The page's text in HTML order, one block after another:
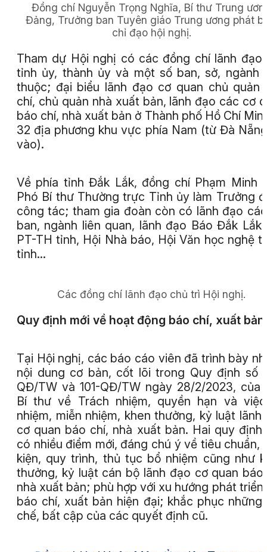
Đồng chí Nguyễn Trọng Nghĩa, Bí thư Trung
Đảng, Trưởng ban Tuyên giáo Trung ương phát
chỉ đạo hội nghị.
Tham dự Hội nghị có các đồng chí lãnh đạo
tỉnh ủy, thành ủy và một số ban, sở, ngành
thuộc; đại biểu lãnh đạo cơ quan chủ quản
chí, chủ quản nhà xuất bản, lãnh đạo các cơ
báo chí, nhà xuất bản ở Thành phố Hồ Chí
32 địa phương khu vực phía Nam (từ Đà
vào).
Về phía tỉnh Đắk Lắk, đồng chí Phạm Minh
Phó Bí thư Thường trực Tỉnh ủy làm Trưởng
công tác; tham gia đoàn còn có lãnh đạo
ban, ngành liên quan, lãnh đạo Báo Đắk
PT-TH tỉnh, Hội Nhà báo, Hội Văn học nghệ
tỉnh...
Các đồng chí lãnh đạo chủ trì Hội nghị.
Quy định mới về hoạt động báo chí, xuất bản
Tại Hội nghị, các báo cáo viên đã trình bày
nội dung cơ bản, cốt lõi trong Quy định số
QĐ/TW và 101-QĐ/TW ngày 28/2/2023, của
Bí thư về Trách nhiệm, quyền hạn và
nhiệm, miễn nhiệm, khen thưởng, kỷ luật lãnh
cơ quan báo chí, nhà xuất bản. Hai quy định
có nhiều điểm mới, đáng chú ý về tiêu chuẩn,
kiện, quy trình, thủ tục bổ nhiệm cũng như
thưởng, kỷ luật cán bộ lãnh đạo cơ quan báo
nhà xuất bản; phù hợp với xu hướng phát triển
báo chí, xuất bản hiện đại; khắc phục những
chế, bất cập của các quyết định cũ.